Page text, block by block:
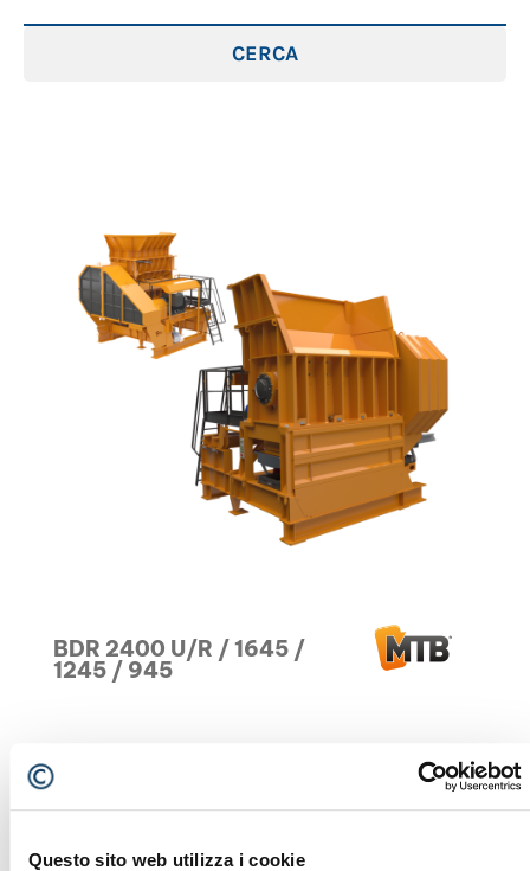
Questo sito web utilizza i cookie
CERCA
BDR 2400 U/R / 1645 /
1245 / 945